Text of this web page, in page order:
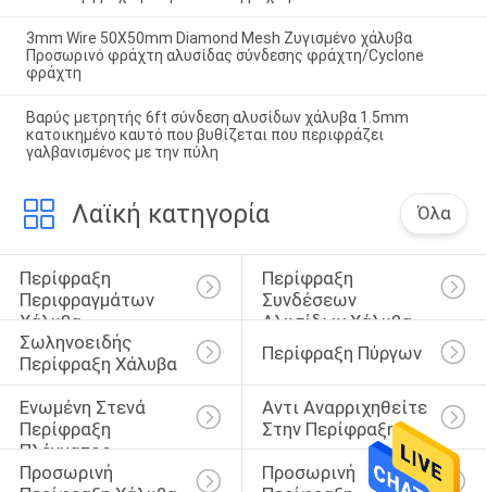
3mm Wire 50X50mm Diamond Mesh Ζυγισμένο χάλυβα
Προσωρινό φράχτη αλυσίδας σύνδεσης φράχτη/Cyclone
φράχτη
Βαρύς μετρητής 6ft σύνδεση αλυσίδων χάλυβα 1.5mm
κατοικημένο καυτό που βυθίζεται που περιφράζει
γαλβανισμένος με την πύλη
Λαϊκή κατηγορία Όλα
Περίφραξη
Περιφραγμάτων
Χάλυβα
Περίφραξη
Συνδέσεων
Αλυσίδων Χάλυβα
Σωληνοειδής
Περίφραξη Χάλυβα
Περίφραξη Πύργων
Ενωμένη Στενά
Περίφραξη
Πλέγματος
Καλωδίων
Αντι Αναρριχηθείτε
Στην Περίφραξη
Προσωρινή
Προσωρινή